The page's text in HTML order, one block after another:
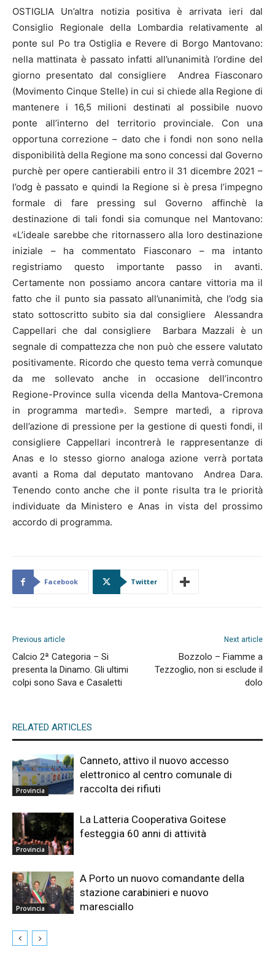
OSTIGLIA Un’altra notizia positiva è arrivata ieri dal
Consiglio Regionale della Lombardia relativamente al
ponte sul Po tra Ostiglia e Revere di Borgo Mantovano:
nella mattinata è passato infatti all’unanimità l’ordine del
giorno presentato dal consigliere Andrea Fiasconaro
(Movimento Cinque Stelle) in cui si chiede alla Regione di
mantenere i 16,5 milioni destinati al possibile nuovo
ponte all’interno del territorio provinciale. Con una
opportuna correzione – dato che i fondi non sono nella
disponibilità della Regione ma sono concessi dal Governo
purchè per opere cantierabili entro il 31 dicembre 2021 –
l’odg è passato e quindi la Regione si è presa l’impegno
formale di fare pressing sul Governo affinchè la
destinazione di tali fondi sia comunque nel Mantovano:
«L’ideale sarebbe che ritornassero alla loro destinazione
iniziale – ha commentato Fiasconaro – ma intanto
registriamo questo importante passo in avanti.
Certamente non possiamo ancora cantare vittoria ma il
fatto che il punto sia passato all’unanimità, che l’odg sia
stato sottoscritto subito sia dal consigliere Alessandra
Cappellari che dal consigliere Barbara Mazzali è un
segnale di compattezza che non può che essere valutato
positivamente. Ricordo che questo tema verrà comunque
da me sollevato anche in occasione dell’incontro
Regione-Province sulla vicenda della Mantova-Cremona
in programma martedì». Sempre martedì, a riprova
dell’azione di pressione per la gestione di questi fondi, il
consigliere Cappellari incontrerà le rappresentanze di
Anas e lo stesso giorno analoga azione verrà portata
avanti a Roma dal deputato mantovano Andrea Dara.
Tenendo conto anche che il ponte risulta tra le priorità
individuate da Ministero e Anas in vista del prossimo
accordo di programma.
Facebook Twitter
Previous article
Calcio 2ª Categoria – Si
presenta la Dinamo. Gli ultimi
colpi sono Sava e Casaletti
Next article
Bozzolo – Fiamme a
Tezzoglio, non si esclude il
dolo
RELATED ARTICLES
Provincia
Canneto, attivo il nuovo accesso
elettronico al centro comunale di
raccolta dei rifiuti
Provincia
La Latteria Cooperativa Goitese
festeggia 60 anni di attività
Provincia
A Porto un nuovo comandante della
stazione carabinieri e nuovo
maresciallo